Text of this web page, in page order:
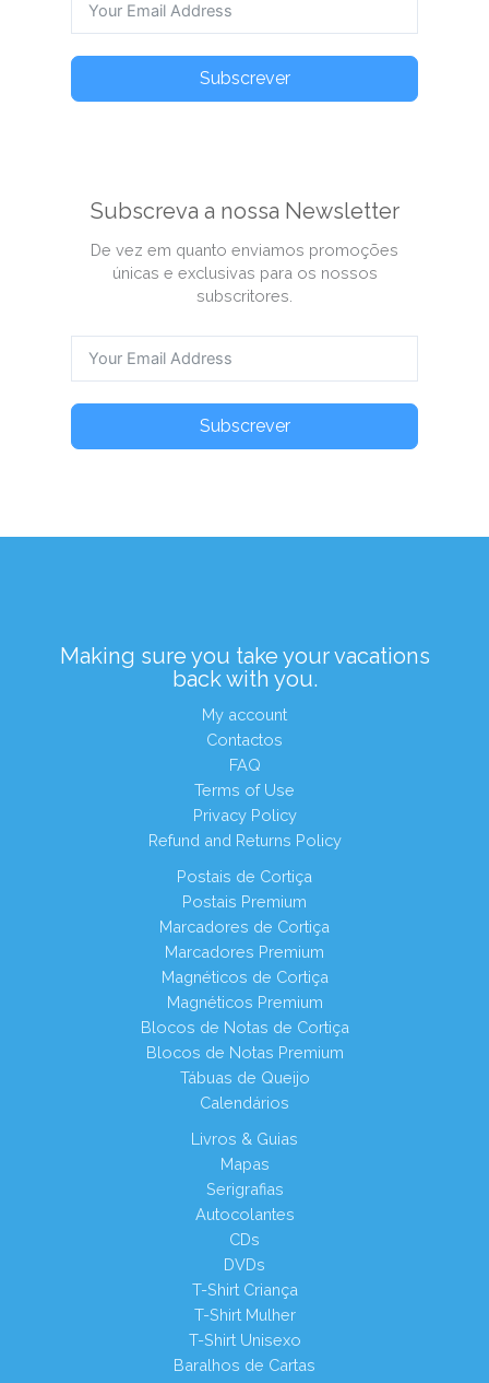
Subscrever
Subscreva a nossa Newsletter
De vez em quanto enviamos promoções
únicas e exclusivas para os nossos
subscritores.
Subscrever
Making sure you take your vacations
back with you.
My account
Contactos
FAQ
Terms of Use
Privacy Policy
Refund and Returns Policy
Postais de Cortiça
Postais Premium
Marcadores de Cortiça
Marcadores Premium
Magnéticos de Cortiça
Magnéticos Premium
Blocos de Notas de Cortiça
Blocos de Notas Premium
Tábuas de Queijo
Calendários
Livros & Guias
Mapas
Serigrafias
Autocolantes
CDs
DVDs
T-Shirt Criança
T-Shirt Mulher
T-Shirt Unisexo
Baralhos de Cartas